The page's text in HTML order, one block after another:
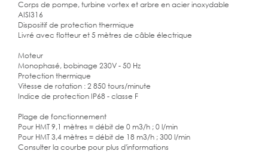
Corps de pompe, turbine vortex et arbre en acier inoxydable
AISI316
Dispositif de protection thermique
Livré avec flotteur et 5 mètres de câble électrique
Moteur
Monophasé, bobinage 230V - 50 Hz
Protection thermique
Vitesse de rotation : 2 850 tours/minute
Indice de protection IP68 - classe F
Plage de fonctionnement
Pour HMT 9,1 mètres = débit de 0 m3/h ; 0 l/min
Pour HMT 3,4 mètres = débit de 18 m3/h ; 300 l/min
Consulter la courbe pour plus d'informations